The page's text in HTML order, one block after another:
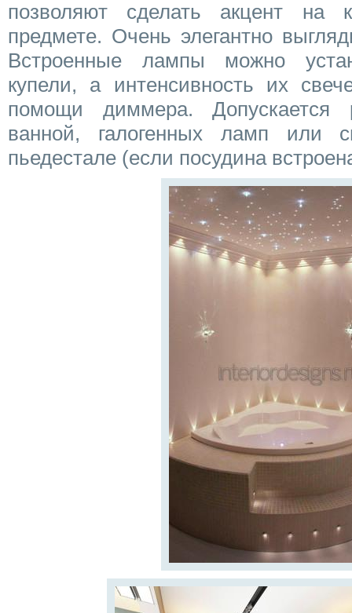
позволяют сделать акцент на
предмете. Очень элегантно
Встроенные лампы можно
купели, а интенсивность их
помощи диммера.
ванной, галогенных ламп или
пьедестале (если посудина